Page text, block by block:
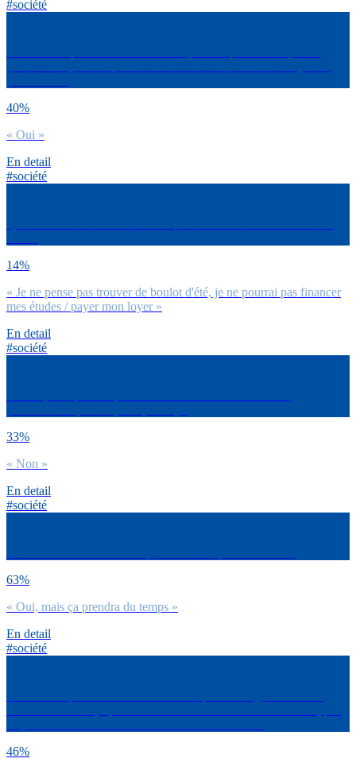
#société
40%
« Oui »
En detail
#société
14%
« Je ne pense pas trouver de boulot d'été, je ne pourrai pas financer
mes études / payer mon loyer »
En detail
#société
33%
« Non »
En detail
#société
63%
« Oui, mais ça prendra du temps »
En detail
#société
46%